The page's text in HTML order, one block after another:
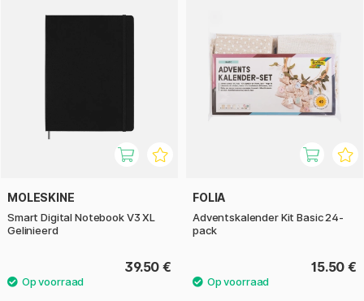
MOLESKINE
Smart Digital Notebook V3 XL
Gelinieerd
39.50 €
FOLIA
Adventskalender Kit Basic 24-
pack
15.50 €